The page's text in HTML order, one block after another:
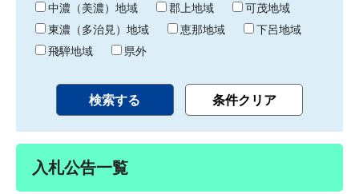
中濃（美濃）地域
郡上地域
可茂地域
東濃（多治見）地域
恵那地域
下呂地域
飛騨地域
県外
入札公告一覧